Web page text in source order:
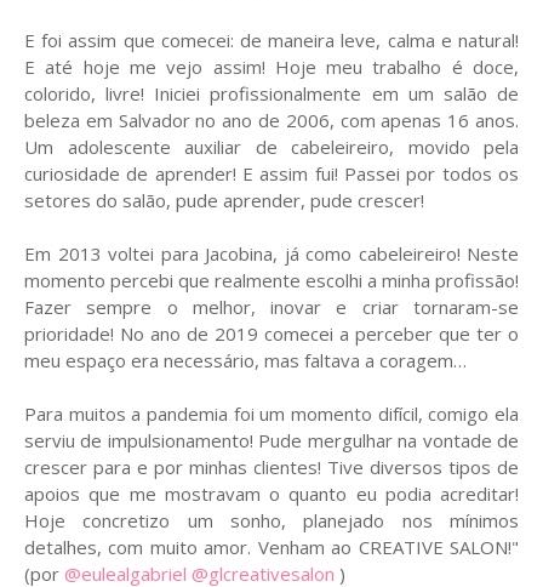
E foi assim que comecei: de maneira leve, calma e natural!
E até hoje me vejo assim! Hoje meu trabalho é doce,
colorido, livre! Iniciei profissionalmente em um salão de
beleza em Salvador no ano de 2006, com apenas 16 anos.
Um adolescente auxiliar de cabeleireiro, movido pela
curiosidade de aprender! E assim fui! Passei por todos os
setores do salão, pude aprender, pude crescer!
Em 2013 voltei para Jacobina, já como cabeleireiro! Neste
momento percebi que realmente escolhi a minha profissão!
Fazer sempre o melhor, inovar e criar tornaram-se
prioridade! No ano de 2019 comecei a perceber que ter o
meu espaço era necessário, mas faltava a coragem…
Para muitos a pandemia foi um momento difícil, comigo ela
serviu de impulsionamento! Pude mergulhar na vontade de
crescer para e por minhas clientes! Tive diversos tipos de
apoios que me mostravam o quanto eu podia acreditar!
Hoje concretizo um sonho, planejado nos mínimos
detalhes, com muito amor. Venham ao CREATIVE SALON!"
(por @eulealgabriel @glcreativesalon )